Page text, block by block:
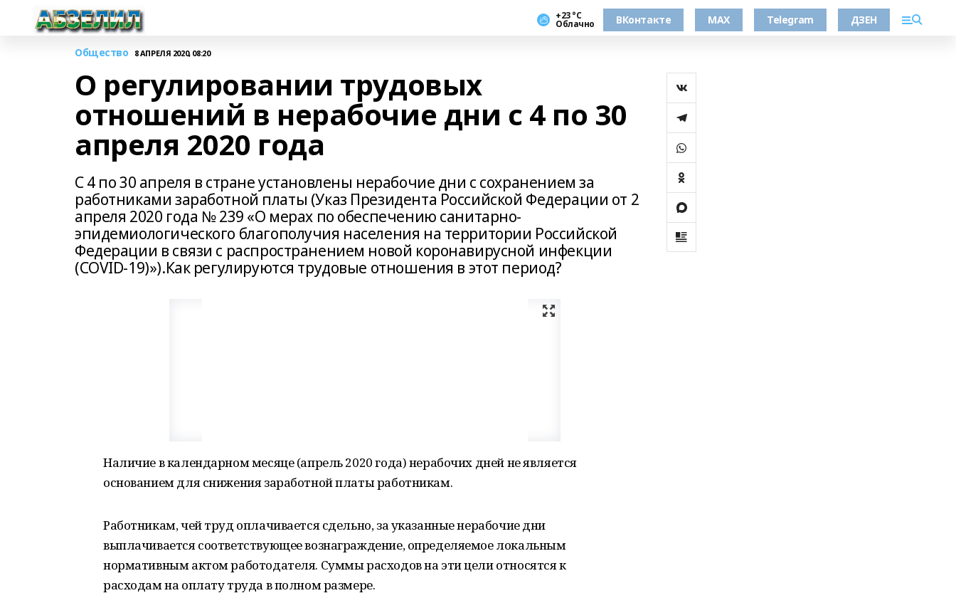
+23 °С
Облачно ВКонтакте MAX Telegram ДЗЕН
Общество 8 АПРЕЛЯ 2020, 08:20
О регулировании трудовых
отношений в нерабочие дни с 4 по 30
апреля 2020 года
С 4 по 30 апреля в стране установлены нерабочие дни с сохранением за
работниками заработной платы (Указ Президента Российской Федерации от 2
апреля 2020 года № 239 «О мерах по обеспечению санитарно-
эпидемиологического благополучия населения на территории Российской
Федерации в связи с распространением новой коронавирусной инфекции
(COVID-19)»).Как регулируются трудовые отношения в этот период?
Наличие в календарном месяце (апрель 2020 года) нерабочих дней не является
основанием для снижения заработной платы работникам.
Работникам, чей труд оплачивается сдельно, за указанные нерабочие дни
выплачивается соответствующее вознаграждение, определяемое локальным
нормативным актом работодателя. Суммы расходов на эти цели относятся к
расходам на оплату труда в полном размере.